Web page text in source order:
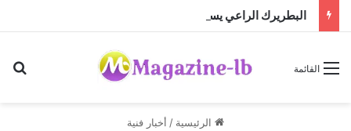
القائمة
الرئيسية / أخبار فنية